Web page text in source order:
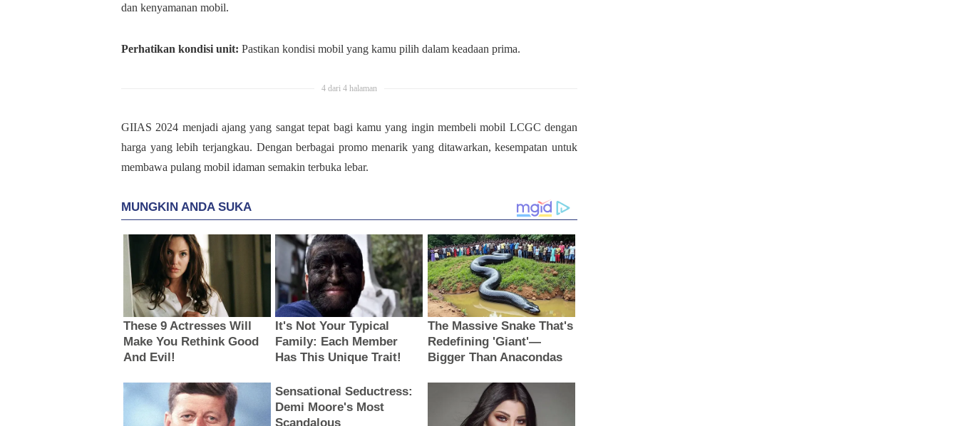
dan kenyamanan mobil.
Perhatikan kondisi unit: Pastikan kondisi mobil yang kamu pilih dalam keadaan prima.
4 dari 4 halaman
GIIAS 2024 menjadi ajang yang sangat tepat bagi kamu yang ingin membeli mobil LCGC dengan
harga yang lebih terjangkau. Dengan berbagai promo menarik yang ditawarkan, kesempatan untuk
membawa pulang mobil idaman semakin terbuka lebar.